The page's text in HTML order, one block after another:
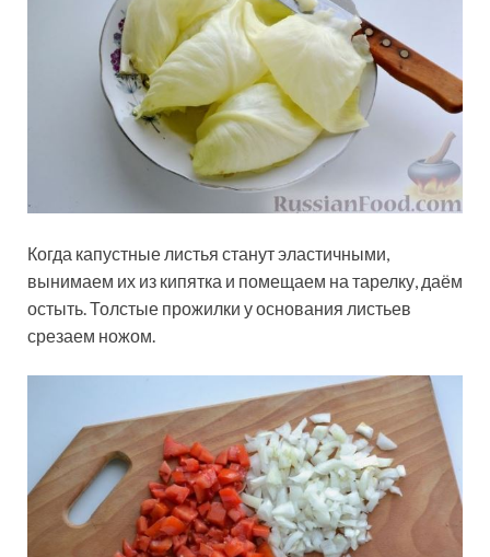
Когда капустные листья станут эластичными,
вынимаем их из кипятка и помещаем на тарелку, даём
остыть. Толстые прожилки у основания листьев
срезаем ножом.